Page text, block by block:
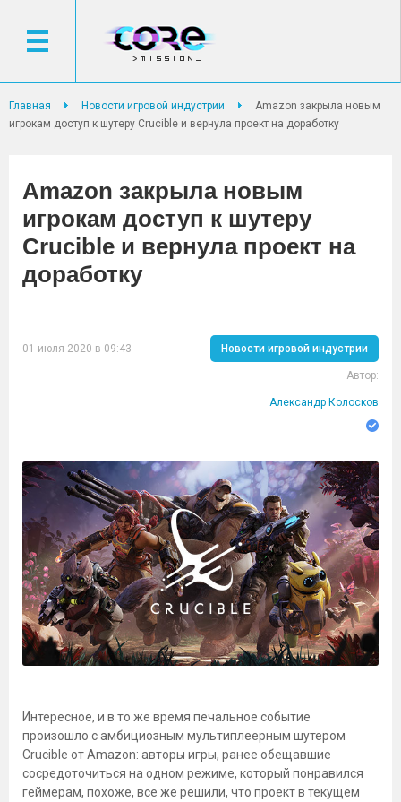
Главная Новости игровой индустрии
Amazon закрыла новым
игрокам доступ к шутеру Crucible и вернула проект на доработку
Amazon закрыла новым
игрокам доступ к шутеру
Crucible и вернула проект на
доработку
01 июля 2020 в 09:43 Новости игровой индустрии
Автор:
Александр Колосков
Интересное, и в то же время печальное событие
произошло с амбициозным мультиплеерным шутером
Crucible от Amazon: авторы игры, ранее обещавшие
сосредоточиться на одном режиме, который понравился
геймерам, похоже, все же решили, что проект в текущем